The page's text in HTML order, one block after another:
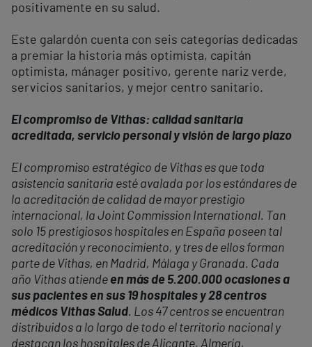
positivamente en su salud.
Este galardón cuenta con seis categorías dedicadas
a premiar la historia más optimista, capitán
optimista, mánager positivo, gerente nariz verde,
servicios sanitarios, y mejor centro sanitario.
El compromiso de Vithas: calidad sanitaria
acreditada, servicio personal y visión de largo plazo
El compromiso estratégico de Vithas es que toda
asistencia sanitaria esté avalada por los estándares de
la acreditación de calidad de mayor prestigio
internacional, la Joint Commission International. Tan
solo 15 prestigiosos hospitales en España poseen tal
acreditación y reconocimiento, y tres de ellos forman
parte de Vithas, en Madrid, Málaga y Granada. Cada
año Vithas atiende en más de 5.200.000 ocasiones a
sus pacientes en sus 19 hospitales y 28 centros
médicos Vithas Salud. Los 47 centros se encuentran
distribuidos a lo largo de todo el territorio nacional y
destacan los hospitales de Alicante, Almería,